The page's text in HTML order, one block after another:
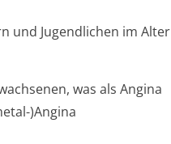
und Jugendlichen im Alter
was als Angina
)Angina